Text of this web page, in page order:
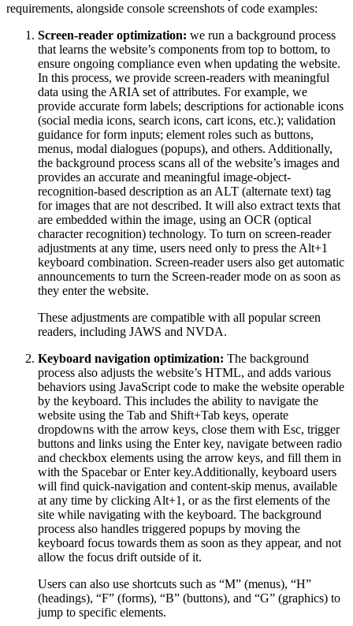
requirements, alongside console screenshots of code examples:
Screen-reader optimization: we run a background process
that learns the website’s components from top to bottom, to
ensure ongoing compliance even when updating the website.
In this process, we provide screen-readers with meaningful
data using the ARIA set of attributes. For example, we
provide accurate form labels; descriptions for actionable icons
(social media icons, search icons, cart icons, etc.); validation
guidance for form inputs; element roles such as buttons,
menus, modal dialogues (popups), and others. Additionally,
the background process scans all of the website’s images and
provides an accurate and meaningful image-object-
recognition-based description as an ALT (alternate text) tag
for images that are not described. It will also extract texts that
are embedded within the image, using an OCR (optical
character recognition) technology. To turn on screen-reader
adjustments at any time, users need only to press the Alt+1
keyboard combination. Screen-reader users also get automatic
announcements to turn the Screen-reader mode on as soon as
they enter the website.
These adjustments are compatible with all popular screen
readers, including JAWS and NVDA.
Keyboard navigation optimization: The background
process also adjusts the website’s HTML, and adds various
behaviors using JavaScript code to make the website operable
by the keyboard. This includes the ability to navigate the
website using the Tab and Shift+Tab keys, operate
dropdowns with the arrow keys, close them with Esc, trigger
buttons and links using the Enter key, navigate between radio
and checkbox elements using the arrow keys, and fill them in
with the Spacebar or Enter key.Additionally, keyboard users
will find quick-navigation and content-skip menus, available
at any time by clicking Alt+1, or as the first elements of the
site while navigating with the keyboard. The background
process also handles triggered popups by moving the
keyboard focus towards them as soon as they appear, and not
allow the focus drift outside of it.
Users can also use shortcuts such as “M” (menus), “H”
(headings), “F” (forms), “B” (buttons), and “G” (graphics) to
jump to specific elements.